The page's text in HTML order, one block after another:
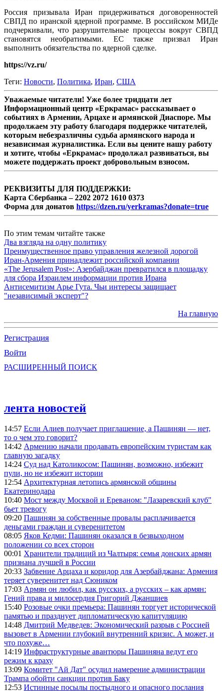
Россия призывала Иран придерживаться договоренностей
СВПД по иранской ядерной программе. В российском МИДе
подчеркивали, что разрушительные процессы вокруг СВПД
становятся необратимыми. ЕС также призвал Иран
выполнить обязательства по ядерной сделке.
https://vz.ru/
Теги: Новости, Политика, Иран, США
Уважаемые читатели! Уже более тридцати лет
Информационный центр «Еркрамас» рассказывает о
событиях в Армении, Арцахе и армянской Диаспоре. Мы
продолжаем эту работу благодаря поддержке читателей,
которым небезразличны судьба армянского народа и
независимая журналистика. Если вы цените нашу работу
и хотите, чтобы «Еркрамас» продолжал развиваться, вы
можете поддержать проект добровольным взносом.
РЕКВИЗИТЫ ДЛЯ ПОДДЕРЖКИ:
Карта Сбербанка – 2202 2072 1610 0373
Форма для донатов https://dzen.ru/yerkramas?donate=true
По этим темам читайте также
Два взгляда на одну политику
Преимущественное право управления железной дорогой
Иран-Армения принадлежит российской компании
«The Jerusalem Post»: Азербайджан превратился в площадку
для сбора Израилем информации против Ирана
Антисемитизм Арье Гута. Чьи интересы защищает
"независимый эксперт"?
На главную
Регистрация
Войти
РАСШИРЕННЫЙ ПОИСК
лента новостей
14:57 Если Алиев получает приглашение, а Пашинян — нет,
то о чем это говорит?
14:42 Армению начали продавать европейским туристам как
главную загадку
14:24 Суд над Католикосом: Пашинян, возможно, избежит
пули, но не избежит истории
12:54 Архитектурная летопись армянской общины
Екатеринодара
10:40 Мост между Москвой и Ереваном: "Лазаревский клуб"
бьет тревогу
09:20 Пашинян за собственные провалы расплачивается
деньгами граждан и суверенитетом
08:05 Яков Кедми: Пашинян оказался в безвыходном
положении со всех сторон
00:01 Хранители традиций из Чалтыря: семья донских армян
признана лучшей в России
20:33 Забвение Арцаха и коридор для Азербайджана: Армения
теряет суверенитет над Сюником
17:03 Армян он любил, как русских, а русских – как армян:
Гений права и милосердия Григорий Джаншиев
15:40 Розовые очки премьера: Пашинян торгует исторической
памятью и празднует дипломатическую капитуляцию
14:48 Дмитрий Медведев: Экономический разрыв с Россией
вызовет в Армении глубокий внутренний кризис. А может, и
что похуже…
14:19 Инфраструктурные авантюры Пашиняна ведут его
режим к краху
13:09 Комитет "Ай Дат" осудил намерение администрации
Трампа обойти санкции против Баку
12:53 Истинные посылы постыдного и опасного послания